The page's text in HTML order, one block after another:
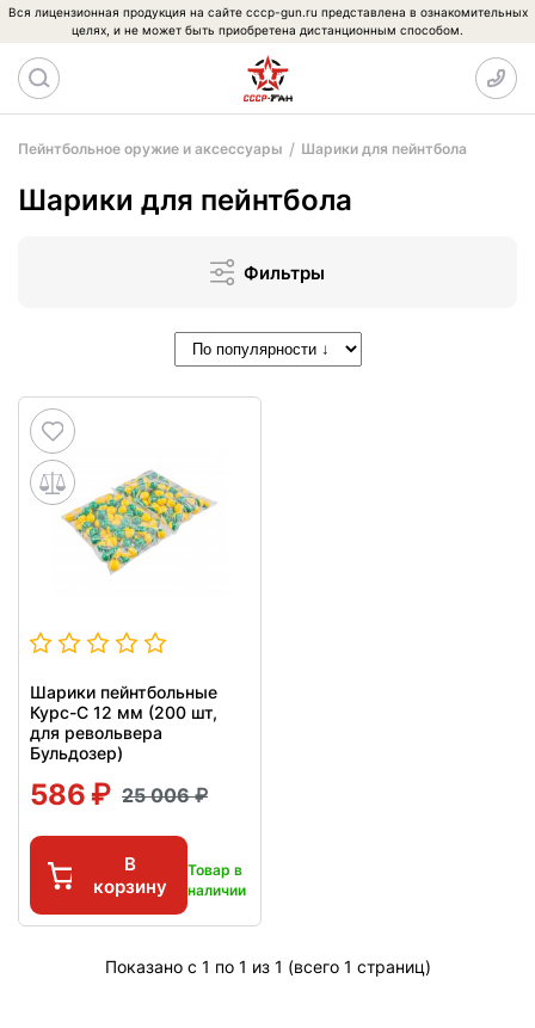
Вся лицензионная продукция на сайте cccp-gun.ru представлена в ознакомительных
целях, и не может быть приобретена дистанционным способом.
Пейнтбольное оружие и аксессуары Шарики для пейнтбола
Шарики для пейнтбола
Фильтры
Шарики пейнтбольные
Курс-С 12 мм (200 шт,
для револьвера
Бульдозер)
586 25 006
В
корзину
Товар в
наличии
Показано с 1 по 1 из 1 (всего 1 страниц)